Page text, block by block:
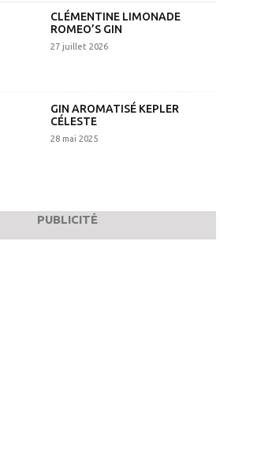
CLÉMENTINE LIMONADE
ROMEO’S GIN
27 juillet 2026
GIN AROMATISÉ KEPLER
CÉLESTE
28 mai 2025
PUBLICITÉ